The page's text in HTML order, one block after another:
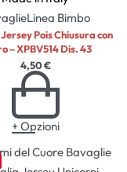
Linea Bimbo
Pois Chiusura con
– XPBV514 Dis. 43
4,50€
+ Opzioni